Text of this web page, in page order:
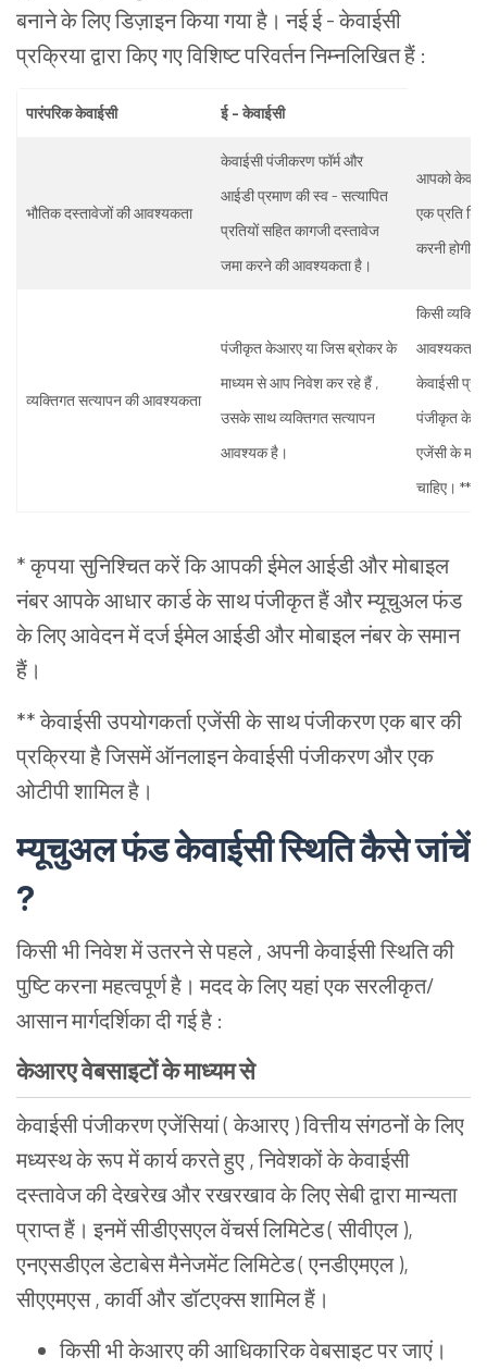
बनाने के लिए डिज़ाइन किया गया है। नई ई - केवाईसी
प्रक्रिया द्वारा किए गए विशिष्ट परिवर्तन निम्नलिखित हैं :
पारंपरिक केवाईसी ई - केवाईसी
भौतिक दस्तावेजों की आवश्यकता
केवाईसी पंजीकरण फॉर्म और
आईडी प्रमाण की स्व - सत्यापित
प्रतियों सहित कागजी दस्तावेज
जमा करने की आवश्यकता है।
आपको केवल
एक प्रति
करनी होगी।
व्यक्तिगत सत्यापन की आवश्यकता
पंजीकृत केआरए या जिस ब्रोकर के
माध्यम से आप निवेश कर रहे हैं ,
उसके साथ व्यक्तिगत सत्यापन
आवश्यक है।
किसी
आवश्यकता
केवाईसी
पंजीकृत
एजेंसी के
चाहिए। **
* कृपया सुनिश्चित करें कि आपकी ईमेल आईडी और मोबाइल
नंबर आपके आधार कार्ड के साथ पंजीकृत हैं और म्यूचुअल फंड
के लिए आवेदन में दर्ज ईमेल आईडी और मोबाइल नंबर के समान
हैं।
** केवाईसी उपयोगकर्ता एजेंसी के साथ पंजीकरण एक बार की
प्रक्रिया है जिसमें ऑनलाइन केवाईसी पंजीकरण और एक
ओटीपी शामिल है।
म्यूचुअल फंड केवाईसी स्थिति कैसे जांचें
?
किसी भी निवेश में उतरने से पहले , अपनी केवाईसी स्थिति की
पुष्टि करना महत्वपूर्ण है। मदद के लिए यहां एक सरलीकृत/
आसान मार्गदर्शिका दी गई है :
केआरए वेबसाइटों के माध्यम से
केवाईसी पंजीकरण एजेंसियां ( केआरए ) वित्तीय संगठनों के लिए
मध्यस्थ के रूप में कार्य करते हुए , निवेशकों के केवाईसी
दस्तावेज की देखरेख और रखरखाव के लिए सेबी द्वारा मान्यता
प्राप्त हैं। इनमें सीडीएसएल वेंचर्स लिमिटेड ( सीवीएल ),
एनएसडीएल डेटाबेस मैनेजमेंट लिमिटेड ( एनडीएमएल ),
सीएएमएस , कार्वी और डॉटएक्स शामिल हैं।
किसी भी केआरए की आधिकारिक वेबसाइट पर जाएं।